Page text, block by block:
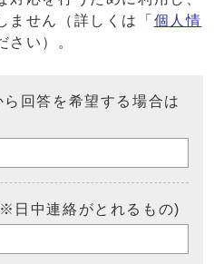
ません（詳しくは「 個人情
さい）。
回答を希望する場合は
日中連絡がとれるもの)